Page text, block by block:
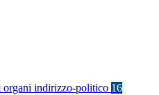
organi indirizzo-politico 16